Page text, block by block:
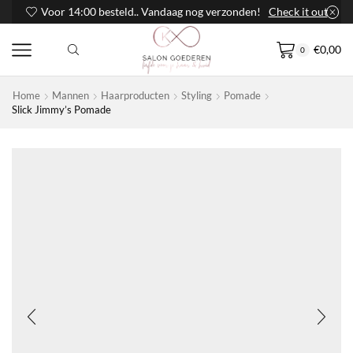
Voor 14:00 besteld.. Vandaag nog verzonden! Check it out
0 €0,00
Home Mannen Haarproducten Styling
Pomade
Slick Jimmy’s Pomade